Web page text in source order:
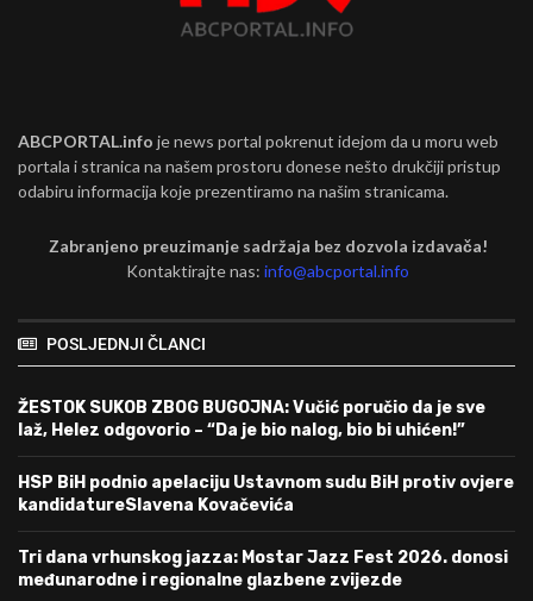
ABCPORTAL.info je news portal pokrenut idejom da u moru web
portala i stranica na našem prostoru donese nešto drukčiji pristup
odabiru informacija koje prezentiramo na našim stranicama.
Zabranjeno preuzimanje sadržaja bez dozvola izdavača!
Kontaktirajte nas:info@abcportal.info
POSLJEDNJI ČLANCI
ŽESTOK SUKOB ZBOG BUGOJNA: Vučić poručio da je sve
laž, Helez odgovorio – “Da je bio nalog, bio bi uhićen!”
HSP BiH podnio apelaciju Ustavnom sudu BiH protiv ovjere
kandidatureSlavena Kovačevića
Tri dana vrhunskog jazza: Mostar Jazz Fest 2026. donosi
međunarodne i regionalne glazbene zvijezde